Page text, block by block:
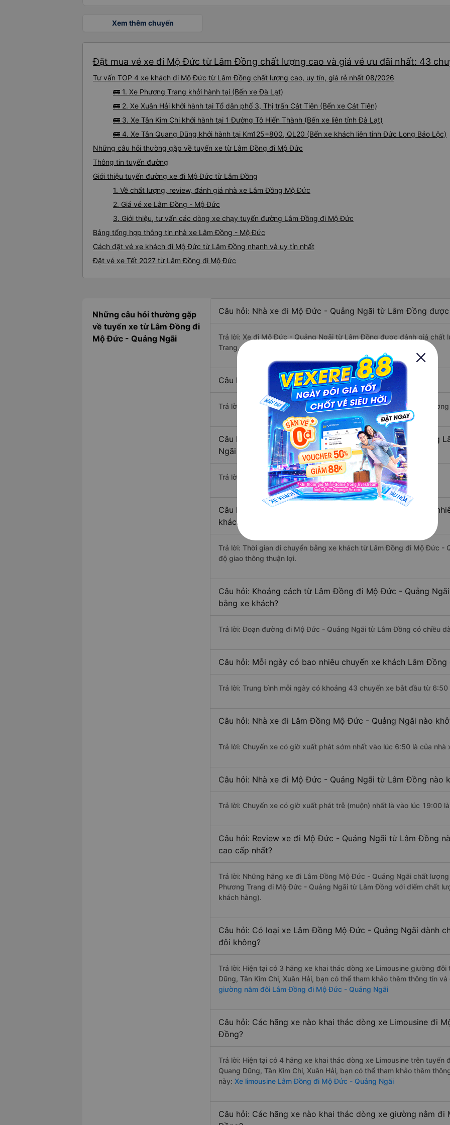
Xem thêm chuyến
Đặt mua vé xe đi Mộ Đức từ Lâm Đồng chất lượng cao và giá vé ưu đãi nhất: 43
Tư vấn TOP 4 xe khách đi Mộ Đức từ Lâm Đồng chất lượng cao, uy tín, giá rẻ nhất 08/2026
🚌 1. Xe Phương Trang khởi hành tại (Bến xe Đà Lạt)
🚌 2. Xe Xuân Hải khởi hành tại Tổ dân phố 3, Thị trấn Cát Tiên (Bến xe Cát Tiên)
🚌 3. Xe Tân Kim Chi khởi hành tại 1 Đường Tô Hiến Thành (Bến xe liên tỉnh Đà Lạt)
🚌 4. Xe Tân Quang Dũng khởi hành tại Km125+800, QL20 (Bến xe khách liên tỉnh Đức Long Bảo Lộc)
Những câu hỏi thường gặp về tuyến xe từ Lâm Đồng đi Mộ Đức
Thông tin tuyến đường
Giới thiệu tuyến đường xe đi Mộ Đức từ Lâm Đồng
1. Về chất lượng, review, đánh giá nhà xe Lâm Đồng Mộ Đức
2. Giá vé xe Lâm Đồng - Mộ Đức
3. Giới thiệu, tư vấn các dòng xe chạy tuyến đường Lâm Đồng đi Mộ Đức
Bảng tổng hợp thông tin nhà xe Lâm Đồng - Mộ Đức
Cách đặt vé xe khách đi Mộ Đức từ Lâm Đồng nhanh và uy tín nhất
Đặt vé xe Tết 2027 từ Lâm Đồng đi Mộ Đức
Những câu hỏi thường gặp
về tuyến xe từ Lâm Đồng đi
Mộ Đức - Quảng Ngãi
Câu hỏi: Nhà xe đi Mộ Đức - Quảng Ngãi từ Lâm Đồng
Trả lời: Xe đi Mộ Đức - Quảng Ngãi từ Lâm Đồng được đánh giá chất
Trang, Xuân Hải, Tân Kim Chi.
Câu hỏi: Xe nào đi Mộ Đức - Quảng Ngãi có giá rẻ nhất?
Trả lời: Vé xe rẻ nhất có mức giá là 380.000 đồng của nhà xe
Câu hỏi: Có bao nhiêu nhà xe đang khai thác tuyến đường
Ngãi ?
Trả lời: Hiện tại có 4 nhà xe khai thác tuyến đường.
Câu hỏi: Từ Lâm Đồng đi Mộ Đức - Quảng Ngãi mất bao
khách?
Trả lời: Thời gian di chuyển bằng xe khách từ Lâm Đồng đi Mộ Đức -
độ giao thông thuận lợi.
Câu hỏi: Khoảng cách từ Lâm Đồng đi Mộ Đức - Quảng
bằng xe khách?
Trả lời: Đoạn đường đi Mộ Đức - Quảng Ngãi từ Lâm Đồng có chiều
Câu hỏi: Mỗi ngày có bao nhiêu chuyến xe khách Lâm
Trả lời: Trung bình mỗi ngày có khoảng 43 chuyến xe bắt đầu từ
Câu hỏi: Nhà xe đi Lâm Đồng Mộ Đức - Quảng Ngãi nào
Trả lời: Chuyến xe có giờ xuất phát sớm nhất vào lúc 6:50 là của nhà
Câu hỏi: Nhà xe đi Mộ Đức - Quảng Ngãi từ Lâm Đồng nào
Trả lời: Chuyến xe có giờ xuất phát trễ (muộn) nhất là vào lúc 19:00
Câu hỏi: Review xe đi Mộ Đức - Quảng Ngãi từ Lâm Đồng
cao cấp nhất?
Trả lời: Những hãng xe đi Lâm Đồng Mộ Đức - Quảng Ngãi chất
Phương Trang đi Mộ Đức - Quảng Ngãi từ Lâm Đồng với điểm chất
khách hàng).
Câu hỏi: Có loại xe Lâm Đồng Mộ Đức - Quảng Ngãi dành
đôi không?
Trả lời: Hiện tại có 3 hãng xe khai thác dòng xe Limousine giường
Dũng, Tân Kim Chi, Xuân Hải, bạn có thể tham khảo thêm thông tin
giường nằm đôi Lâm Đồng đi Mộ Đức - Quảng Ngãi
Câu hỏi: Các hãng xe nào khai thác dòng xe Limousine đi
Đồng?
Trả lời: Hiện tại có 4 hãng xe khai thác dòng xe Limousine trên tuyến
Quang Dũng, Tân Kim Chi, Xuân Hải, bạn có thể tham khảo thêm
này: Xe limousine Lâm Đồng đi Mộ Đức - Quảng Ngãi
Câu hỏi: Các hãng xe nào khai thác dòng xe giường nằm